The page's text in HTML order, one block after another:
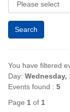
You have filtered
Day: Wednesday,
Events found : 5
Page 1 of 1